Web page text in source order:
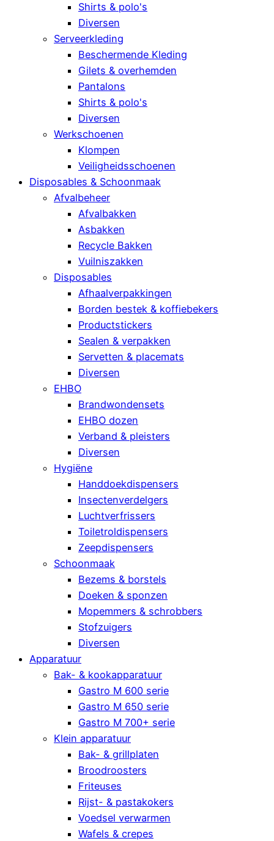
Shirts & polo's
Diversen
Serveerkleding
Beschermende Kleding
Gilets & overhemden
Pantalons
Shirts & polo's
Diversen
Werkschoenen
Klompen
Veiligheidsschoenen
Disposables & Schoonmaak
Afvalbeheer
Afvalbakken
Asbakken
Recycle Bakken
Vuilniszakken
Disposables
Afhaalverpakkingen
Borden bestek & koffiebekers
Productstickers
Sealen & verpakken
Servetten & placemats
Diversen
EHBO
Brandwondensets
EHBO dozen
Verband & pleisters
Diversen
Hygiëne
Handdoekdispensers
Insectenverdelgers
Luchtverfrissers
Toiletroldispensers
Zeepdispensers
Schoonmaak
Bezems & borstels
Doeken & sponzen
Mopemmers & schrobbers
Stofzuigers
Diversen
Apparatuur
Bak- & kookapparatuur
Gastro M 600 serie
Gastro M 650 serie
Gastro M 700+ serie
Klein apparatuur
Bak- & grillplaten
Broodroosters
Friteuses
Rijst- & pastakokers
Voedsel verwarmen
Wafels & crepes